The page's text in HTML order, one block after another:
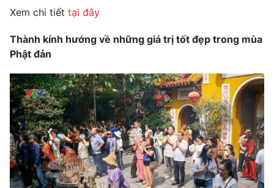
VTV4
VTV9 VTV8
Liên hệ tòa soạn English
Xem chi tiết tại đây
Thành kính hướng về những giá trị tốt đẹp trong mùa
Phật đản